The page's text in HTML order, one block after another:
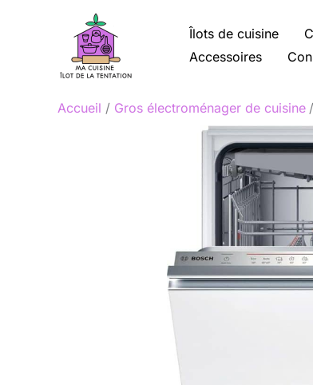
Îlots de cuisine
Accessoires
Accueil Gros électroménager de cuisine